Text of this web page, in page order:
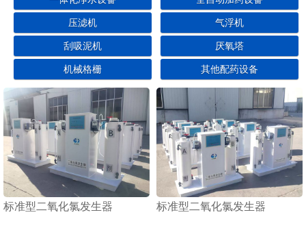
压滤机 气浮机
刮吸泥机 厌氧塔
机械格栅 其他配药设备
标准型二氧化氯发生器 标准型二氧化氯发生器